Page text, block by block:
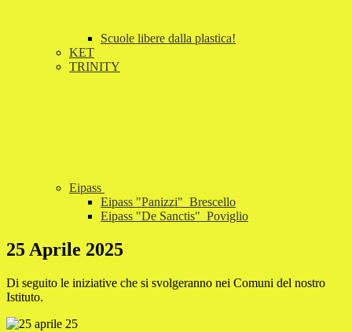
Scuole libere dalla plastica!
KET
TRINITY
Eipass
Eipass "Panizzi"_Brescello
Eipass "De Sanctis"_Poviglio
25 Aprile 2025
Di seguito le iniziative che si svolgeranno nei Comuni del nostro
Istituto.